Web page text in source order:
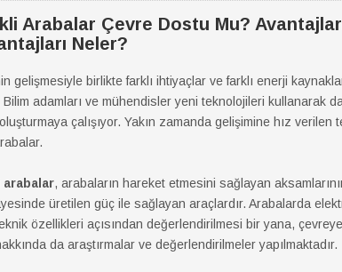
Arabalar Çevre Dostu Mu?
Neler?
gelişmesiyle birlikte farklı ihtiyaçlar ve farklı enerji
Bilim adamları ve mühendisler yeni teknolojileri kullanarak
çalışıyor. Yakın zamanda gelişimine hız verilen
, arabaların hareket etmesini sağlayan
üretilen güç ile sağlayan araçlardır. Arabalarda
özellikleri açısından değerlendirilmesi bir yana,
da araştırmalar ve değerlendirilmeler yapılmaktadır.